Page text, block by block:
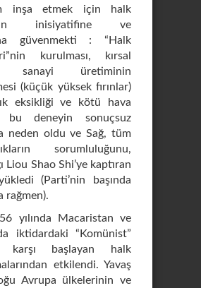
inşa etmek için halk
inisiyatifine ve
güvenmekti : “Halk
kurulması, kırsal
sanayi üretiminin
(küçük yüksek fırınlar)
eksikliği ve kötü hava
bu deneyin sonuçsuz
neden oldu ve Sağ, tüm
sorumluluğunu,
Liou Shao Shi’ye kaptıran
(Parti’nin başında
rağmen).
yılında Macaristan ve
iktidardaki “Komünist”
karşı başlayan halk
etkilendi. Yavaş
Avrupa ülkelerinin ve